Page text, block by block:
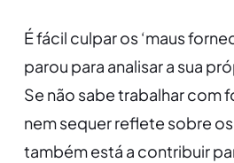
É fácil culpar os ‘maus
parou para analisar a sua
Se não sabe trabalhar com
nem sequer reflete sobre
também está a contribuir